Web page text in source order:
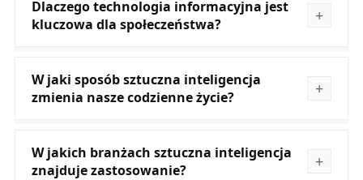
Dlaczego technologia informacyjna jest
kluczowa dla społeczeństwa?
W jaki sposób sztuczna inteligencja
zmienia nasze codzienne życie?
W jakich branżach sztuczna inteligencja
znajduje zastosowanie?